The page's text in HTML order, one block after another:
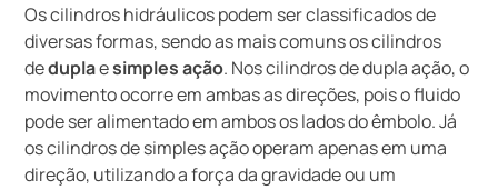
Os cilindros hidráulicos podem ser classificados de
diversas formas, sendo as mais comuns os cilindros
deduplaesimples ação. Nos cilindros de dupla ação, o
movimento ocorre em ambas as direções, pois o fluido
pode ser alimentado em ambos os lados do êmbolo. Já
os cilindros de simples ação operam apenas em uma
direção, utilizando a força da gravidade ou um